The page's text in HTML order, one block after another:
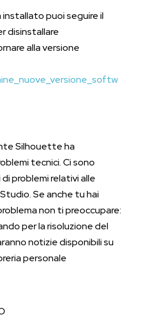
installato puoi seguire il
disinstallare
alla versione
Silhouette ha
tecnici. Ci sono
problemi relativi alle
Se anche tu hai
non ti preoccupare:
per la risoluzione del
notizie disponibili su
personale